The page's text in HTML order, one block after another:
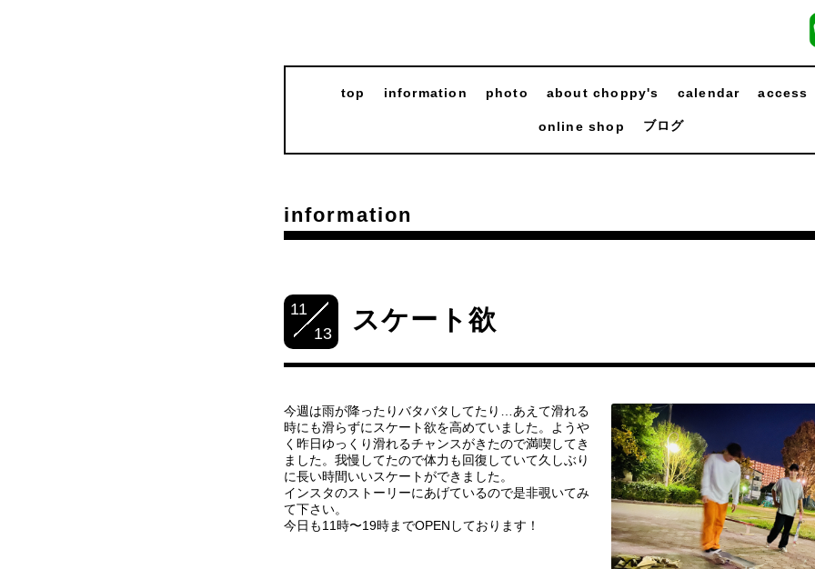
top information photo about choppy's calendar access
online shop ブログ
information
11
13
スケート欲
今週は雨が降ったりバタバタしてたり…あえて滑れる
時にも滑らずにスケート欲を高めていました。ようや
く昨日ゆっくり滑れるチャンスがきたので満喫してき
ました。我慢してたので体力も回復していて久しぶり
に長い時間いいスケートができました。
インスタのストーリーにあげているので是非覗いてみ
て下さい。
今日も11時〜19時までOPENしております！